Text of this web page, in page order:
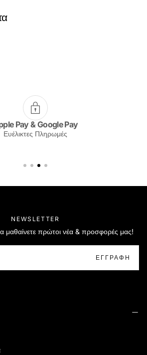
Pay & Google Pay
Ευέλικτες Πληρωμές
NEWSLETTER
μαθαίνετε πρώτοι νέα & προσφορές μας!
ΕΓΓΡΑΦΉ